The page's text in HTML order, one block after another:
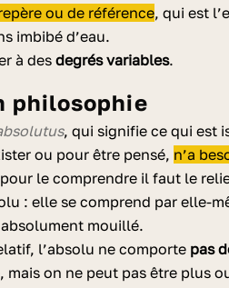
ou de référence, qui est
imbibé d’eau.
à desdegrés variables.
philosophie
, qui signifie ce qui est
ou pour être pensé, n’a
le comprendre il faut le
: elle se comprend par elle-
mouillé.
l’absolu ne comporte pas
on ne peut pas être plus